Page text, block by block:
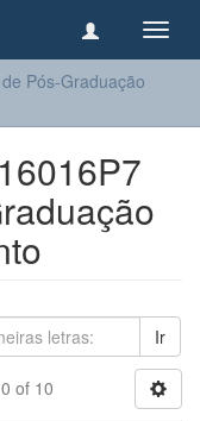
Pós-Graduação
Ir
of 10